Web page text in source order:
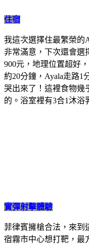
住宿
我這次選擇住最繁榮的
非常滿意，下次還會選
900元，地理位置超好
約20分鐘，Ayala走路1
哭出來了！這裡食物幾
的。 浴室裡有3合1沐浴
實彈射擊體驗
菲律賓擁槍合法，來到
宿霧市中心想打靶，最